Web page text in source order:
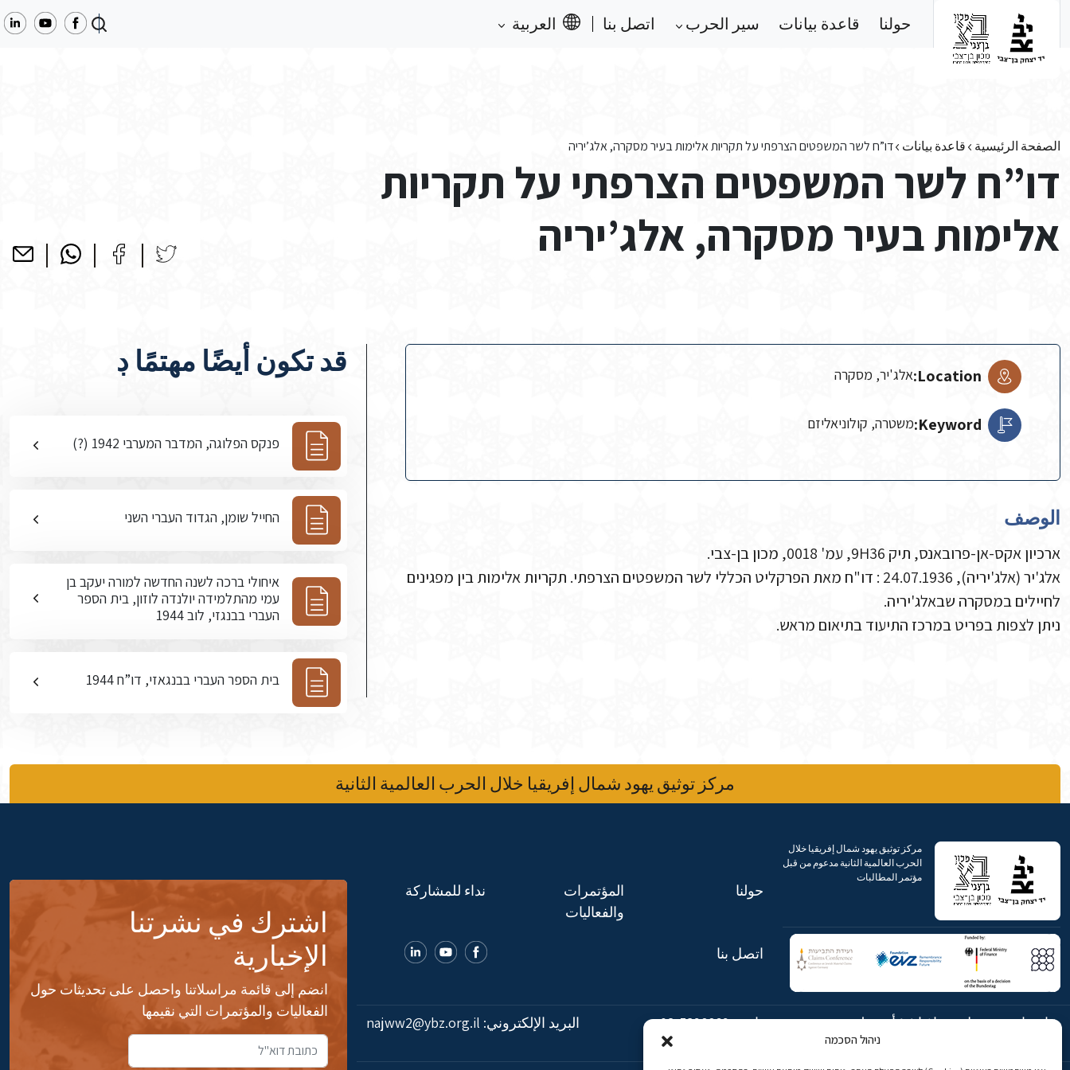
ניהול הסכמה
حولنا قاعدة بيانات سير الحرب اتصل بنا العربية
الصفحة الرئيسية قاعدة بيانات דו”ח לשר המשפטים הצרפתי על תקריות אלימות בעיר מסקרה, אלג’יריה
דו”ח לשר המשפטים הצרפתי על תקריות
אלימות בעיר מסקרה, אלג’יריה
Location: אלג'יר, מסקרה
Keyword: משטרה, קולוניאליזם
الوصف
ארכיון אקס-אן-פרובאנס, תיק 9H36, עמ' 0018, מכון בן-צבי.
אלג'יר (אלג'יריה), 24.07.1936 : דו"ח מאת הפרקליט הכללי לשר המשפטים הצרפתי. תקריות אלימות בין מפגינים
לחיילים במסקרה שבאלג'יריה.
ניתן לצפות בפריט במרכז התיעוד בתיאום מראש.
قد تكون أيضًا مهتمًا ڊ
פנקס הפלוגה, המדבר המערבי 1942 (?)
החייל שומן, הגדוד העברי השני
איחולי ברכה לשנה החדשה למורה יעקב בן
עמי מהתלמידה יולנדה לוזון, בית הספר
העברי בבנגזי, לוב 1944
בית הספר העברי בבנגאזי, דו”ח 1944
مركز توثيق يهود شمال إفريقيا خلال الحرب العالمية الثانية
مركز توثيق يهود شمال إفريقيا خلال
الحرب العالمية الثانية مدعوم من قبل
مؤتمر المطالبات
حولنا
المؤتمرات
والفعاليات
نداء للمشاركة
اتصل بنا
شارع ابن جبيرول، رحافيا ١٤ أورشليم
هاتف:02-5398869 البريد الإلكتروني: najww2@ybz.org.il
اشترك في نشرتنا
الإخبارية
انضم إلى قائمة مراسلاتنا واحصل على تحديثات حول
الفعاليات والمؤتمرات التي نقيمها